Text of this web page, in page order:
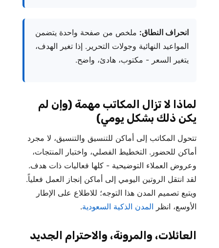
انحراف النطاق: ملخص من صفحة واحدة يتضمن
المواعيد النهائية وجولات التحرير. إذا تغير الهدف،
يتغير السعر - مكتوب، هادئ، واضح.
لماذا لا تزال المكاتب مهمة (وإن لم
يكن ذلك بشكل يومي)
تتحول المكاتب إلى أماكن للتنسيق والتنسيق، لا مجرد
أماكن للحضور. التخطيط الفصلي، واختبار المنتجات،
وعروض العملاء التوضيحية - كلها فعاليات ذات هدف.
لقد انتقل الروتين اليومي إلى أماكن إنجاز العمل فعلياً.
ويتبع تصميم المدن هذا التوجه؛ للاطلاع على الإطار
الأوسع، انظر المدن الذكية السعودية.
العائلات، والمرونة، والاحترام الجديد